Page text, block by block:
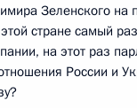
Зеленского на
стране самый
на этот раз
России и